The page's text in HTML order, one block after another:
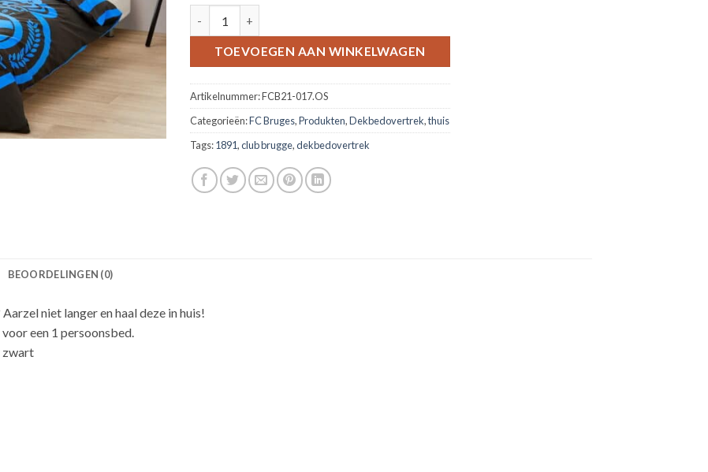
TOEVOEGEN AAN WINKELWAGEN
Artikelnummer:FCB21-017.OS
Categorieën:FC Bruges,Produkten,Dekbedovertrek,thuis
Tags:1891,club brugge,dekbedovertrek
BEOORDELINGEN (0)
niet langer en haal deze in huis!
een 1 persoonsbed.
zwart